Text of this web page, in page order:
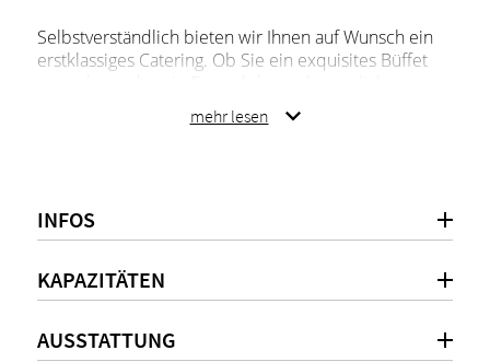
Selbstverständlich bieten wir Ihnen auf Wunsch ein
erstklassiges Catering. Ob Sie ein exquisites Büffet
Küche sind - unser Casinoteam ist gerne für Sie da.
mehr lesen
INFOS
KAPAZITÄTEN
AUSSTATTUNG